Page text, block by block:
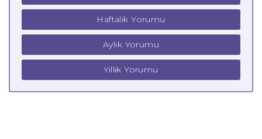
Haftalık Yorumu
Aylık Yorumu
Yıllık Yorumu